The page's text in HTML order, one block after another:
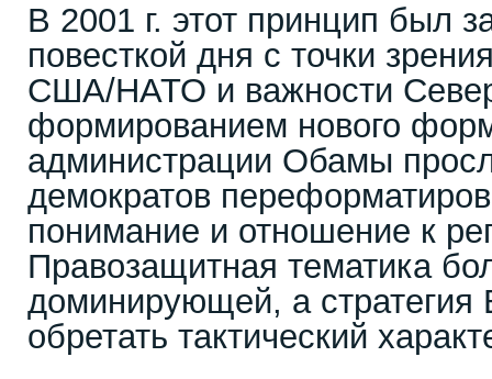
В 2001 г. этот принцип был
повесткой дня с точки
США/НАТО и важности
формированием нового
администрации Обамы
демократов
понимание и отношение к
Правозащитная тематика
доминирующей, а стратегия
обретать тактический